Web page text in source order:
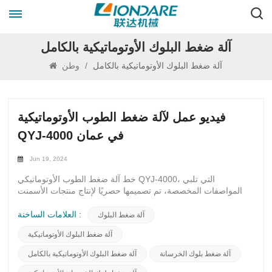
آلة ضغط البلوك الأوتوماتيكية بالكامل
/ آلة ضغط البلوك الأوتوماتيكية بالكامل
فيديو عمل لآلة ضغط الطوب الأوتوماتيكية
QYJ-4000 في عمان
Jun 19, 2024
خط آلة ضغط الطوب الأوتوماتيكي QYJ-4000، التي تلبي
المواصفات المخصصة، تم تصميمها حصريًا لإنتاج منتجات الأسمنت
بها عميلنا الموقر في سلطنة عمان لاستقرارها الاستثنائي وإنتاجها
التصنيع. الكفاءة هي في طليعة هذه الماكينة المتطورة، حيث تتميز
بالأتمتة السلسة والهندسة الدقيقة. يسمح QYJ-4000 بإنتاج الرصف
الخرساني بشكل مبسط، مما يضمن جودة متسقة عبر كل وحدة.
العلامات الساخنة : آلة ضغط البلوك
آلة ضغط البلوك الأوتوماتيكية
آلة ضغط البلوك الأوتوماتيكية بالكامل آلة ضغط بلوك الخرسانة